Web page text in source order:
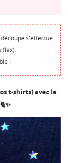
s'effectue
flex).
!
t-shirts) avec le